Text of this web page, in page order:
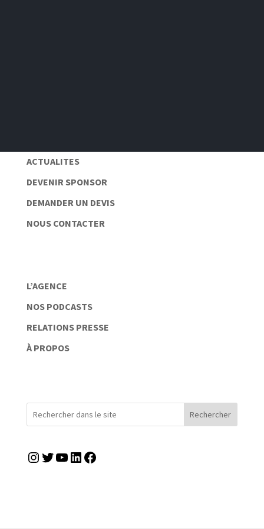
ACTUALITES
DEVENIR SPONSOR
DEMANDER UN DEVIS
NOUS CONTACTER
L’AGENCE
NOS PODCASTS
RELATIONS PRESSE
À PROPOS
Rechercher
Instagram
TwitterYouTubeLinkedIn